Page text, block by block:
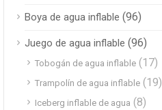
Boya de agua inflable (96)
Juego de agua inflable (96)
Tobogán de agua inflable (17)
Trampolín de agua inflable (19)
Iceberg inflable de agua (8)